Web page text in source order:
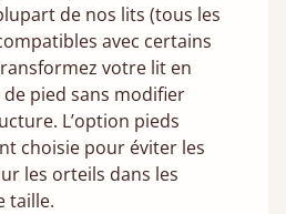
de nos lits (tous les
avec certains
votre lit en
pied sans modifier
L’option pieds
choisie pour éviter les
les orteils dans les
taille.